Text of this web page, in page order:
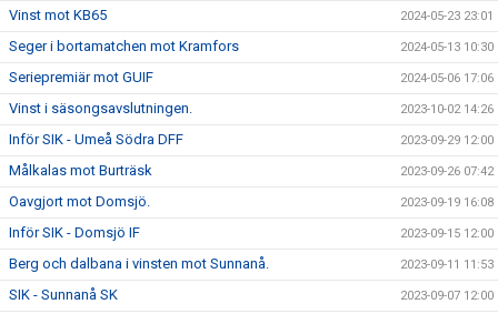
Vinst mot KB65 2024-05-23 23:01
Seger i bortamatchen mot Kramfors 2024-05-13 10:30
Seriepremiär mot GUIF 2024-05-06 17:06
Vinst i säsongsavslutningen. 2023-10-02 14:26
Inför SIK - Umeå Södra DFF 2023-09-29 12:00
Målkalas mot Burträsk 2023-09-26 07:42
Oavgjort mot Domsjö. 2023-09-19 16:08
Inför SIK - Domsjö IF 2023-09-15 12:00
Berg och dalbana i vinsten mot Sunnanå. 2023-09-11 11:53
SIK - Sunnanå SK 2023-09-07 12:00